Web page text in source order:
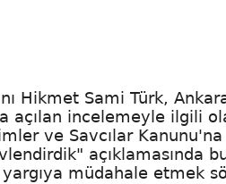
Hikmet Sami Türk,
açılan incelemeyle ilgili
ve Savcılar
açıklamasında
yargıya müdahale etmek